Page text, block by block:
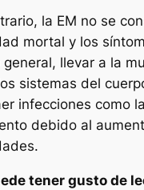
la EM no se
mortal y los
general, llevar a la
sistemas del
infecciones como
debido al
tener gusto de